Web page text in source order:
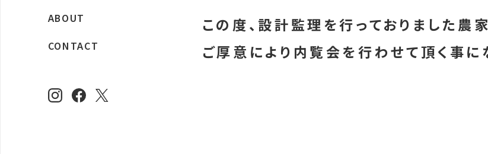
ABOUT
CONTACT
この度、設計監理を行っておりました
ご厚意により内覧会を行わせて頂く事に